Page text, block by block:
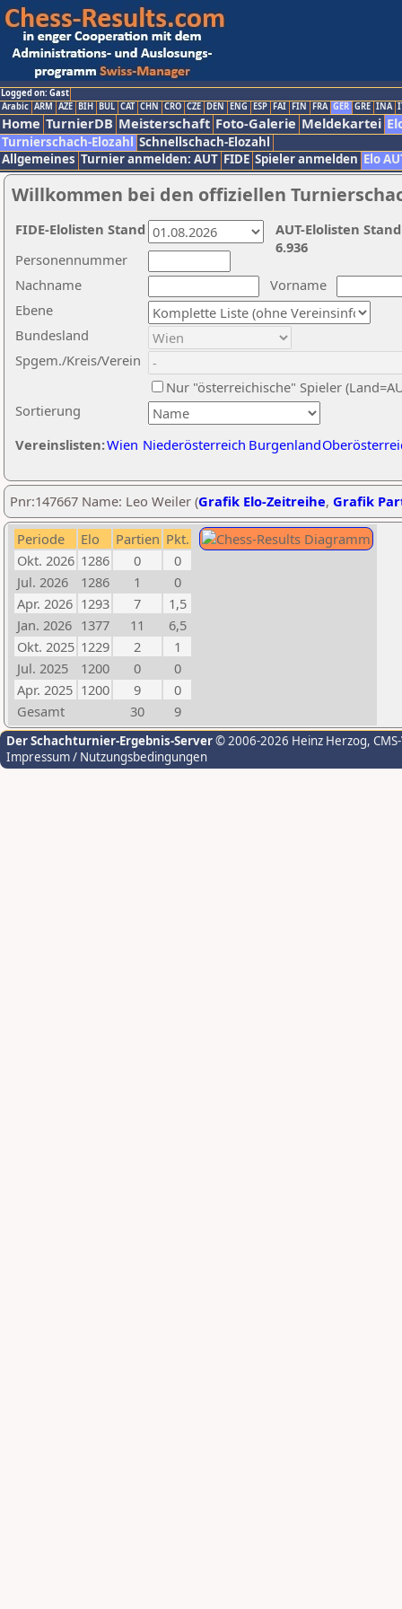
Logged on: Gast
Arabic ARM AZE BIH BUL CAT CHN CRO CZE DEN ENG ESP FAI FIN FRA GER GRE INA
Home TurnierDB Meisterschaft Foto-Galerie Meldekartei
Turnierschach-Elozahl Schnellschach-Elozahl
Allgemeines Turnier anmelden: AUT FIDE Spieler anmelden Elo
Willkommen bei den offiziellen
Nachname
Vorname
Ebene
Sortierung
Personennummer
Bundesland
Spgem./Kreis/Verein
Nur "österreichische" Spieler
Vereinslisten:Wien Niederösterreich Burgenland
AUT-Elolisten
6.936
FIDE-Elolisten Stand
Pnr:147667 Name: Leo Weiler (Grafik Elo-Zeitreihe, Grafik
Periode Elo Partien Pkt.
Okt. 2026 1286 0
0
Jul. 2026
1286 1
0
Apr. 2026 1293 7
1,5
Jan. 2026 1377 11
6,5
Okt. 2025 1229 2
1
Jul. 2025
1200 0
0
Apr. 2025 1200 9
0
Gesamt
30 9
Der Schachturnier-Ergebnis-Server© 2006-2026 Heinz Herzog,
Impressum / Nutzungsbedingungen